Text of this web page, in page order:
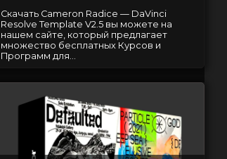
Скачать Cameron Radice — DaVinci
Resolve Template V2.5 вы можете на
нашем сайте, который предлагает
множество бесплатных Курсов и
Программ для...